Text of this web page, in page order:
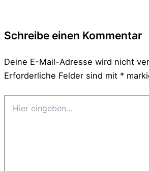
Schreibe einen Kommentar
Deine E-Mail-Adresse wird nicht
Erforderliche Felder sind mit *
eingeben…